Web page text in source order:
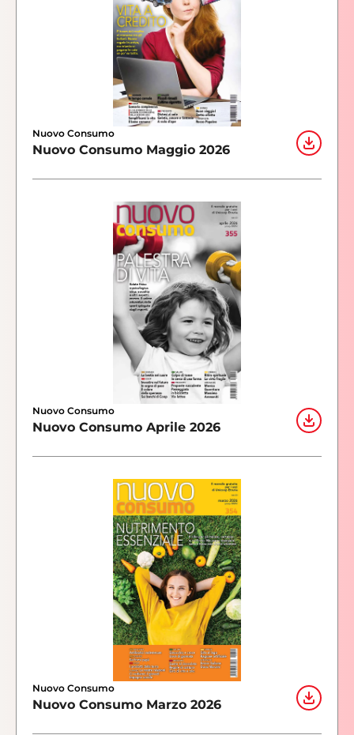
Nuovo Consumo
Nuovo Consumo Maggio 2026
Nuovo Consumo
Nuovo Consumo Aprile 2026
Nuovo Consumo
Nuovo Consumo Marzo 2026